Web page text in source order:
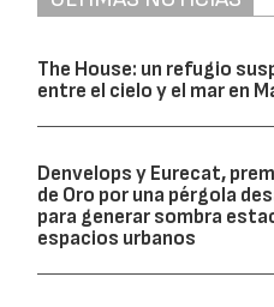
The House: un refugio
entre el cielo y el mar en
Denvelops y Eurecat,
de Oro por una pérgola
para generar sombra
espacios urbanos